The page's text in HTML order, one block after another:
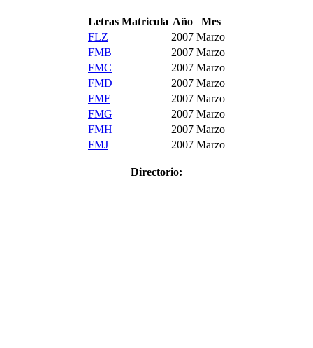
Letras Matricula Año
Mes
FLZ
2007 Marzo
FMB
2007 Marzo
FMC
2007 Marzo
FMD
2007 Marzo
FMF
2007 Marzo
FMG
2007 Marzo
FMH
2007 Marzo
FMJ
2007 Marzo
Directorio: